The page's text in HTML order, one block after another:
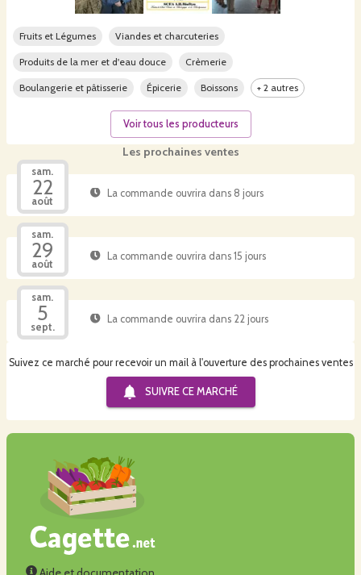
Les prochaines ventes
sam.
22
août
La commande ouvrira dans 8 jours
sam.
29
août
La commande ouvrira dans 15 jours
sam.
5
sept.
La commande ouvrira dans 22 jours
Suivez ce marché pour recevoir un mail à l'ouverture des prochaines ventes
SUIVRE CE MARCHÉ
Fruits et Légumes Viandes et charcuteries
Produits de la mer et d'eau douce Crèmerie
Boulangerie et pâtisserie Épicerie Boissons + 2 autres
Voir tous les producteurs